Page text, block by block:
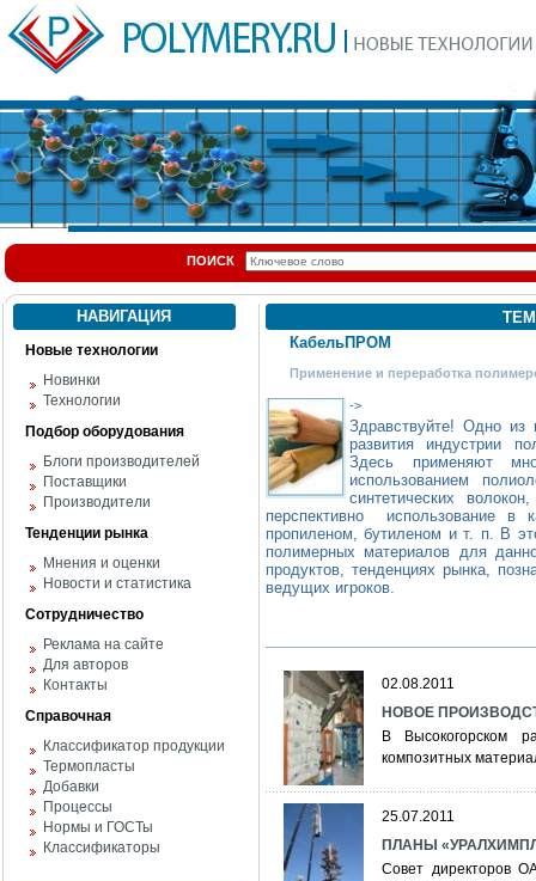
ПОИСК
НАВИГАЦИЯ
Новые технологии
Новинки
Технологии
Подбор оборудования
Блоги производителей
Поставщики
Производители
Тенденции рынка
Мнения и оценки
Новости и статистика
Сотрудничество
Реклама на сайте
Для авторов
Контакты
Справочная
Классификатор продукции
Термопласты
Добавки
Процессы
Нормы и ГОСТы
Классификаторы
КабельПРОМ
Применение и переработка
->
Здравствуйте! Одно из
развития
Здесь применяют
использованием
синтетических
перспективно использование в
пропиленом, бутиленом и т. п. В
полимерных материалов для
продуктов, тенденциях рынка,
ведущих игроков.
02.08.2011
НОВОЕ
В Высокогорском
композитных
25.07.2011
ПЛАНЫ
Совет директоров